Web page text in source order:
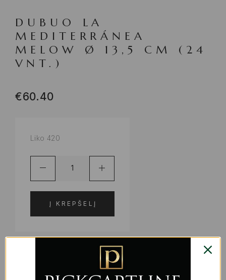
DUBUO LA
MEDITERRÁNEA
MELOW Ø 13,5 CM (24
VNT.)
€60.40
Liko 420
Į KREPŠELĮ